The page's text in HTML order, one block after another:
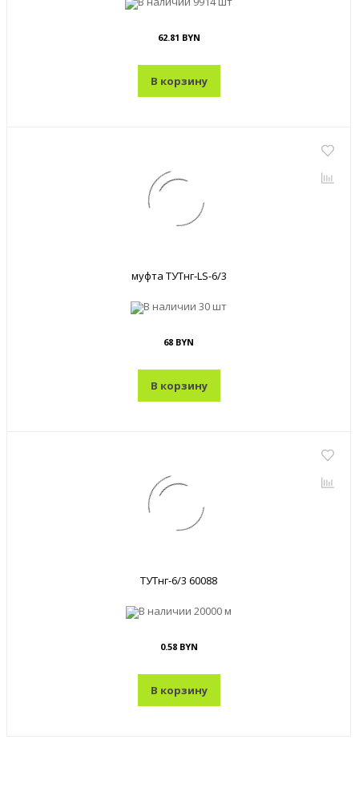
62.81 BYN
В корзину
муфта ТУТнг-LS-6/3
В наличии 30 шт
68 BYN
В корзину
ТУТнг-6/3 60088
В наличии 20000 м
0.58 BYN
В корзину